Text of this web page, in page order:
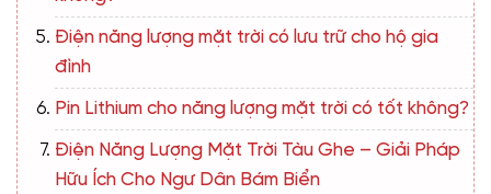
Điện năng lượng mặt trời có lưu trữ cho hộ gia
đình
Pin Lithium cho năng lượng mặt trời có tốt không?
Điện Năng Lượng Mặt Trời Tàu Ghe – Giải Pháp
Hữu Ích Cho Ngư Dân Bám Biển